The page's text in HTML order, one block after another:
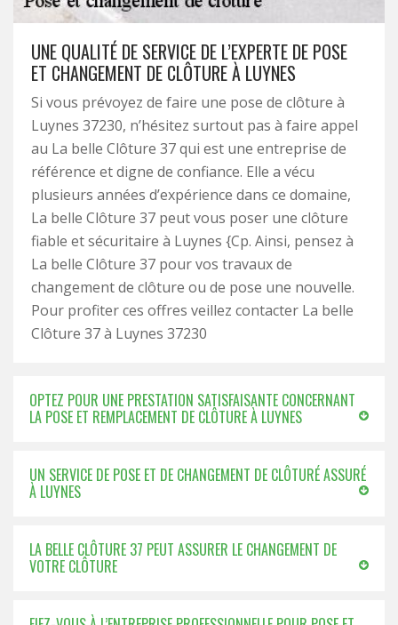
UNE QUALITÉ DE SERVICE DE L’EXPERTE DE POSE
ET CHANGEMENT DE CLÔTURE À LUYNES
Si vous prévoyez de faire une pose de clôture à
Luynes 37230, n’hésitez surtout pas à faire appel
au La belle Clôture 37 qui est une entreprise de
référence et digne de confiance. Elle a vécu
plusieurs années d’expérience dans ce domaine,
La belle Clôture 37 peut vous poser une clôture
fiable et sécuritaire à Luynes {Cp. Ainsi, pensez à
La belle Clôture 37 pour vos travaux de
changement de clôture ou de pose une nouvelle.
Pour profiter ces offres veillez contacter La belle
Clôture 37 à Luynes 37230
OPTEZ POUR UNE PRESTATION SATISFAISANTE CONCERNANT
LA POSE ET REMPLACEMENT DE CLÔTURE À LUYNES
UN SERVICE DE POSE ET DE CHANGEMENT DE CLÔTURÉ ASSURÉ
À LUYNES
LA BELLE CLÔTURE 37 PEUT ASSURER LE CHANGEMENT DE
VOTRE CLÔTURE